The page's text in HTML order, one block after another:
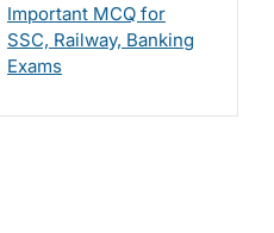
Important MCQ for
SSC, Railway, Banking
Exams